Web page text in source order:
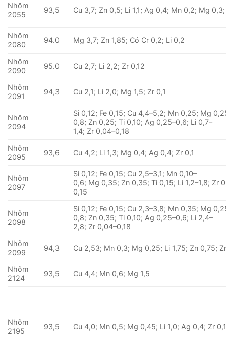
Nhôm
2055
93,5 Cu 3,7; Zn 0,5; Li 1,1; Ag 0,4; Mn 0,2; Mg
Nhôm
2080
94.0 Mg 3,7; Zn 1,85; Có Cr 0,2; Li 0,2
Nhôm
2090
95.0 Cu 2,7; Li 2,2; Zr 0,12
Nhôm
2091
94,3 Cu 2,1; Li 2,0; Mg 1,5; Zr 0,1
Nhôm
2094
Si 0,12; Fe 0,15; Cu 4,4–5,2; Mn 0,25; Mg
0,8; Zn 0,25; Ti 0,10; Ag 0,25–0,6; Li 0,7–
1,4; Zr 0,04–0,18
Nhôm
2095
93,6 Cu 4,2; Li 1,3; Mg 0,4; Ag 0,4; Zr 0,1
Nhôm
2097
Si 0,12; Fe 0,15; Cu 2,5–3,1; Mn 0,10–
0,6; Mg 0,35; Zn 0,35; Ti 0,15; Li 1,2–1,8; Zr
0,15
Nhôm
2098
Si 0,12; Fe 0,15; Cu 2,3–3,8; Mn 0,35; Mg
0,8; Zn 0,35; Ti 0,10; Ag 0,25–0,6; Li 2,4–
2,8; Zr 0,04–0,18
Nhôm
2099
94,3 Cu 2,53; Mn 0,3; Mg 0,25; Li 1,75; Zn 0,75;
Nhôm
2124
93,5 Cu 4,4; Mn 0,6; Mg 1,5
Nhôm
2195
93,5 Cu 4,0; Mn 0,5; Mg 0,45; Li 1,0; Ag 0,4; Zr